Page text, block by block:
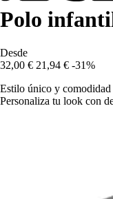
Polo
Desde
32,00 € 21,94 € -31%
Estilo único y
Personaliza tu look con